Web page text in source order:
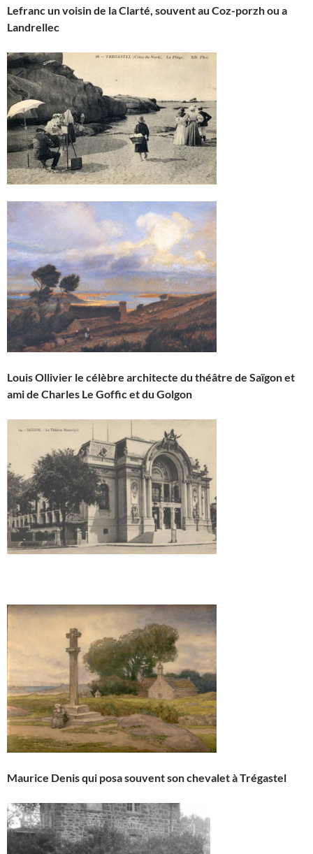
Lefranc un voisin de la Clarté, souvent au Coz-porzh ou a
Landrellec
Louis Ollivier le célèbre architecte du théâtre de Saïgon et
ami de Charles Le Goffic et du Golgon
Maurice Denis qui posa souvent son chevalet à Trégastel